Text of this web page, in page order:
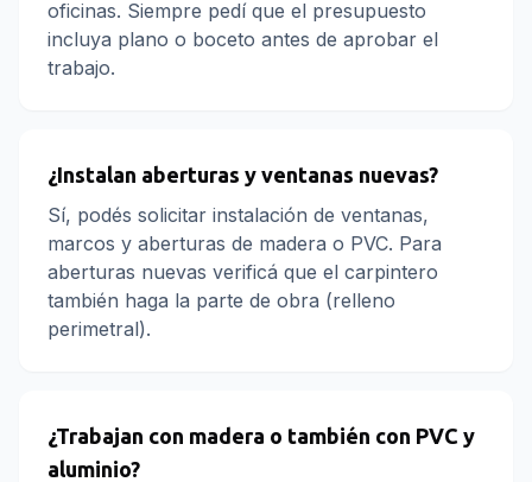
oficinas. Siempre pedí que el presupuesto
incluya plano o boceto antes de aprobar el
trabajo.
¿Instalan aberturas y ventanas nuevas?
Sí, podés solicitar instalación de ventanas,
marcos y aberturas de madera o PVC. Para
aberturas nuevas verificá que el carpintero
también haga la parte de obra (relleno
perimetral).
¿Trabajan con madera o también con PVC y
aluminio?